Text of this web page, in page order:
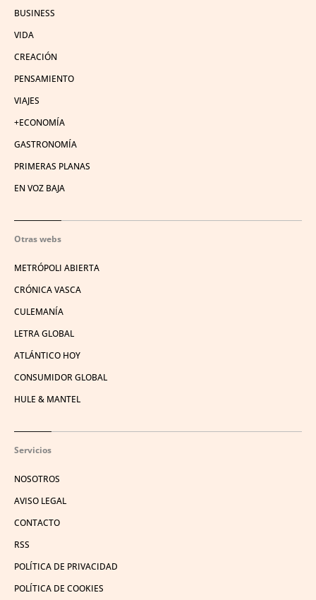
BUSINESS
VIDA
CREACIÓN
PENSAMIENTO
VIAJES
+ECONOMÍA
GASTRONOMÍA
PRIMERAS PLANAS
EN VOZ BAJA
Otras webs
METRÓPOLI ABIERTA
CRÓNICA VASCA
CULEMANÍA
LETRA GLOBAL
ATLÁNTICO HOY
CONSUMIDOR GLOBAL
HULE & MANTEL
Servicios
NOSOTROS
AVISO LEGAL
CONTACTO
RSS
POLÍTICA DE PRIVACIDAD
POLÍTICA DE COOKIES